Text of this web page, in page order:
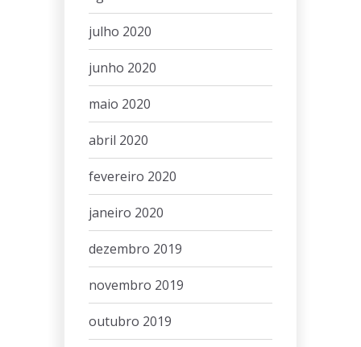
julho 2020
junho 2020
maio 2020
abril 2020
fevereiro 2020
janeiro 2020
dezembro 2019
novembro 2019
outubro 2019